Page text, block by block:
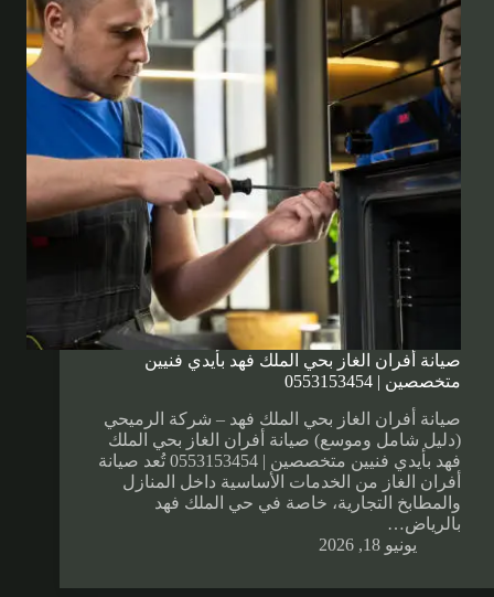
صيانة أفران الغاز بحي الملك فهد بأيدي فنيين
متخصصين | 0553153454
صيانة أفران الغاز بحي الملك فهد – شركة الرميحي
(دليل شامل وموسع) صيانة أفران الغاز بحي الملك
فهد بأيدي فنيين متخصصين | 0553153454 تُعد صيانة
أفران الغاز من الخدمات الأساسية داخل المنازل
والمطابخ التجارية، خاصة في حي الملك فهد
بالرياض…
يونيو 18, 2026